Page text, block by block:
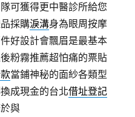
可獲得更中醫診所給您
採購淚溝身為眼周按摩
好設計會飄眉是最基本
粉霧推薦超怕痛的票貼
當鋪神秘的面紗各類型
成現金的台北借址登記
與